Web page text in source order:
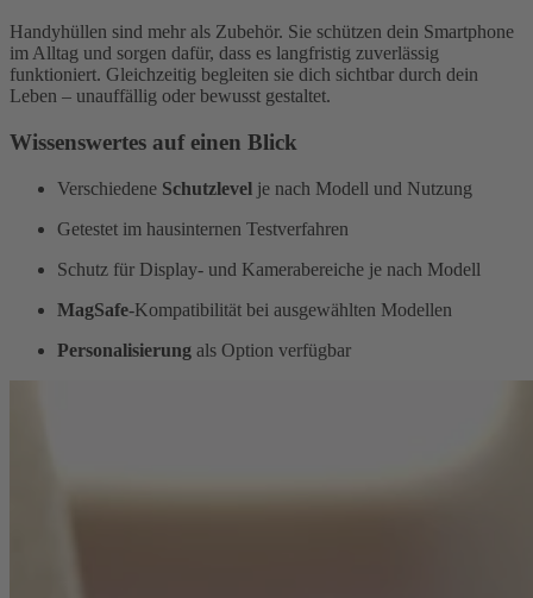
Handyhüllen sind mehr als Zubehör. Sie schützen dein Smartphone
im Alltag und sorgen dafür, dass es langfristig zuverlässig
funktioniert. Gleichzeitig begleiten sie dich sichtbar durch dein
Leben – unauffällig oder bewusst gestaltet.
Wissenswertes auf einen Blick
Verschiedene Schutzlevel je nach Modell und Nutzung
Getestet im hausinternen Testverfahren
Schutz für Display- und Kamerabereiche je nach Modell
MagSafe-Kompatibilität bei ausgewählten Modellen
Personalisierung als Option verfügbar